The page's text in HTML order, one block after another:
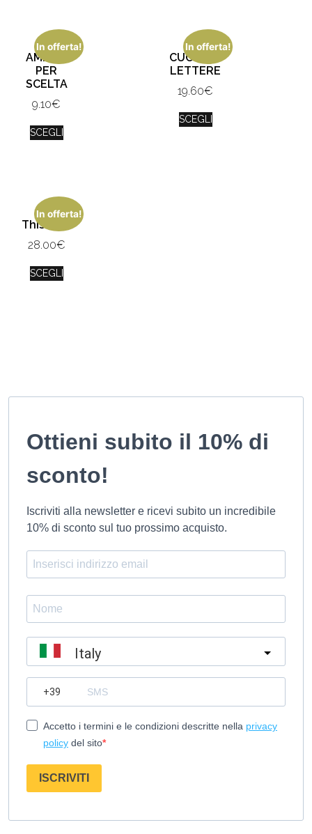
In offerta!
AMICHE
PER
SCELTA
9.10€
SCEGLI
In offerta!
CUORE DI
LETTERE
19.60€
SCEGLI
In offerta!
This is us
28.00€
SCEGLI
Ottieni subito il 10% di
sconto!
Iscriviti alla newsletter e ricevi subito un incredibile
10% di sconto sul tuo prossimo acquisto.
Italy
Accetto i termini e le condizioni descritte nella privacy
policy del sito
ISCRIVITI